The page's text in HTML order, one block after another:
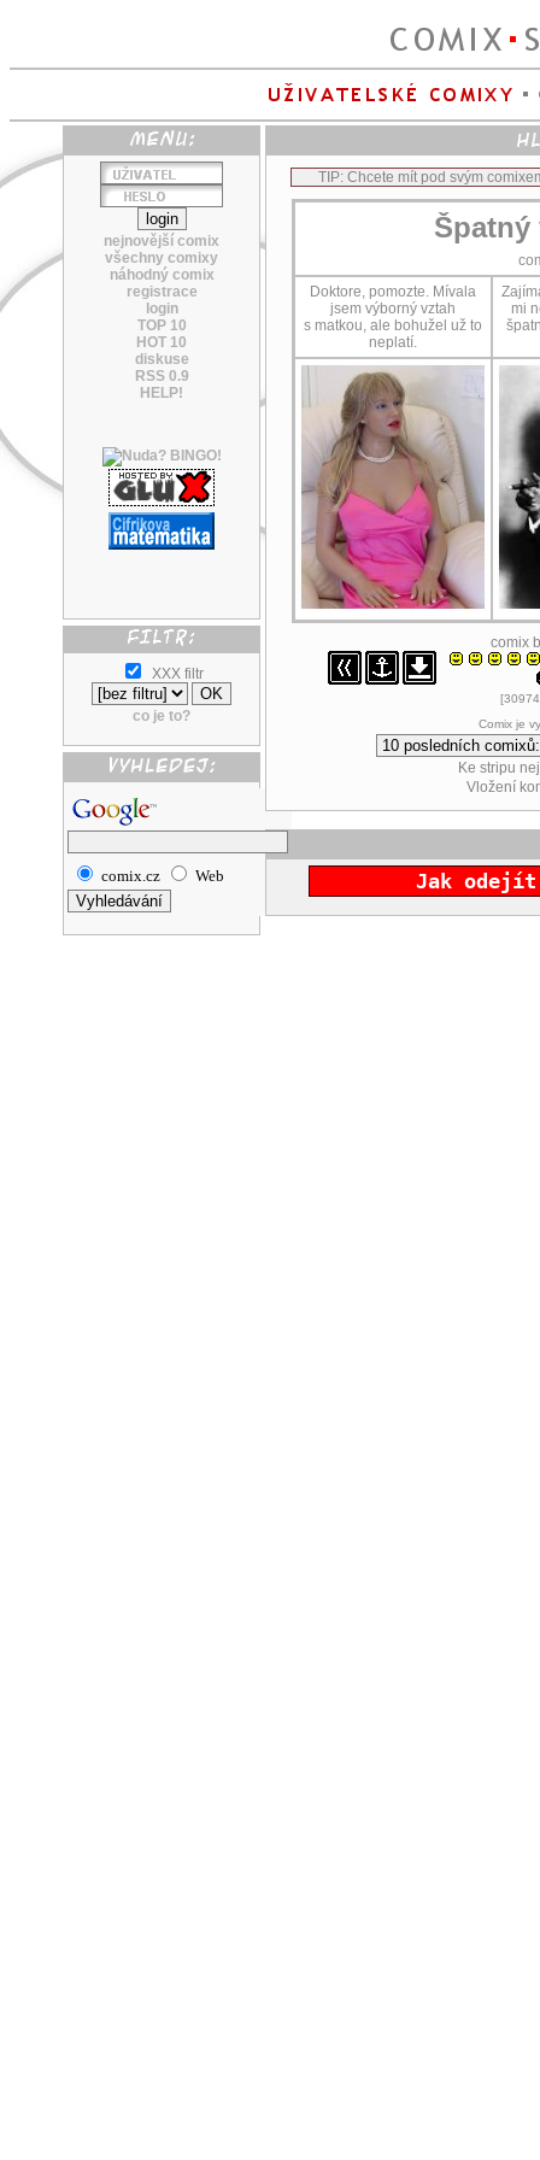
nejnovější comix
všechny comixy
náhodný comix
registrace
login
TOP 10
HOT 10
diskuse
RSS 0.9
HELP!
XXX filtr
co je to?
comix.cz Web
TIP: Chcete mít pod svým
Špatný
Doktore, pomozte. Mívala
jsem výborný vztah
s matkou, ale bohužel už to
neplatí.
mi
comix
Comix je
Ke stripu
Vložení
Jak odejít